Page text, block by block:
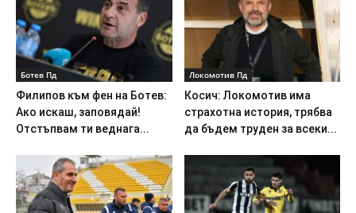
Ботев Пд
Филипов към фен на Ботев:
Ако искаш, заповядай!
Отстъпвам ти веднага...
Локомотив Пд
Косич: Локомотив има
страхотна история, трябва
да бъдем труден за всеки...